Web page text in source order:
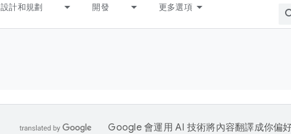
設計和規劃 開發 更多選項
Google 會運用 AI 技術將內容翻譯成你偏